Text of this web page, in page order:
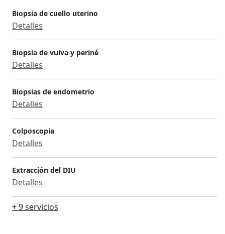
Biopsia de cuello uterino
Detalles
Biopsia de vulva y periné
Detalles
Biopsias de endometrio
Detalles
Colposcopia
Detalles
Extracción del DIU
Detalles
+ 9 servicios